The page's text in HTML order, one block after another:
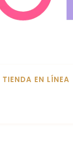
TIENDA EN LÍNEA